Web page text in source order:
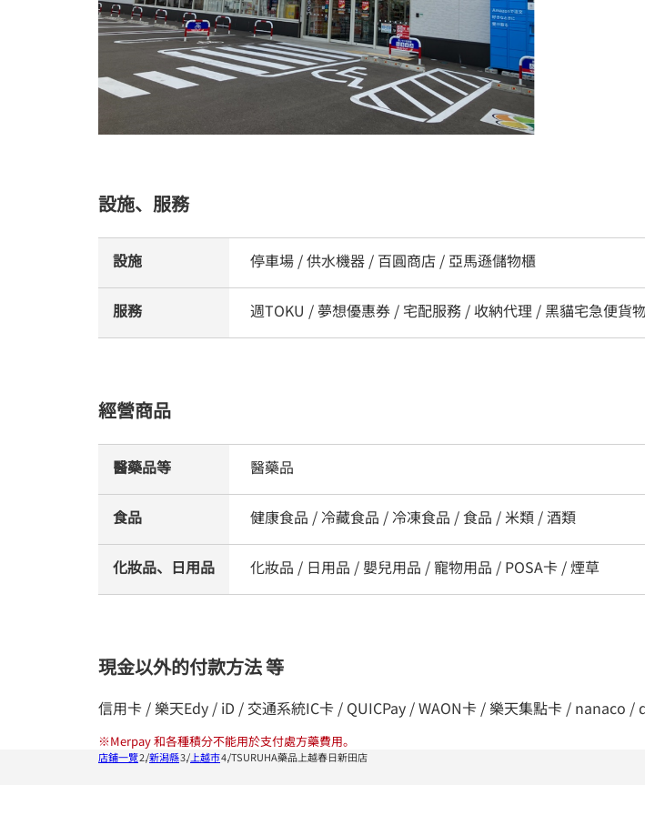
設施、服務
設施 停車場 / 供水機器 / 百圓商店 / 亞馬遜儲物櫃
服務 週TOKU / 夢想優惠券 / 宅配服務 / 收納代理 / 黑貓宅急便貨
經營商品
醫藥品等 醫藥品
食品 健康食品 / 冷藏食品 / 冷凍食品 / 食品 / 米類 / 酒類
化妝品、日用品 化妝品 / 日用品 / 嬰兒用品 / 寵物用品 / POSA卡 / 煙草
現金以外的付款方法 等
信用卡 / 樂天Edy / iD / 交通系統IC卡 / QUICPay / WAON卡 / 樂天集點卡 / nanaco
※Merpay 和各種積分不能用於支付處方藥費用。
店鋪一覽 新潟縣 上越市 TSURUHA藥品上越春日新田店